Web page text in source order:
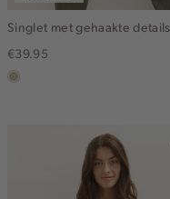
Singlet met gehaakte details
€39.95
lichtzand